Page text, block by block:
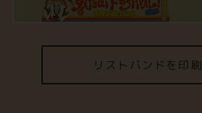
リストバンドを印刷